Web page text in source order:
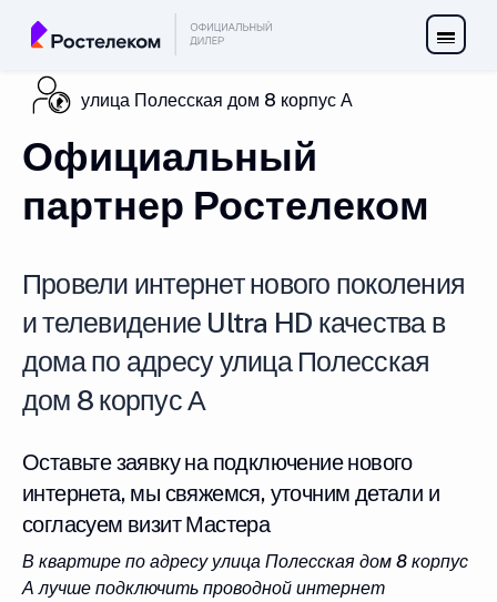
улица Полесская дом 8 корпус А
Официальный
партнер Ростелеком
Провели интернет нового поколения
и телевидение Ultra HD качества в
дома по адресу улица Полесская
дом 8 корпус А
Оставьте заявку на подключение нового
интернета, мы свяжемся, уточним детали и
согласуем визит Мастера
В квартире по адресу улица Полесская дом 8 корпус
А лучше подключить проводной интернет